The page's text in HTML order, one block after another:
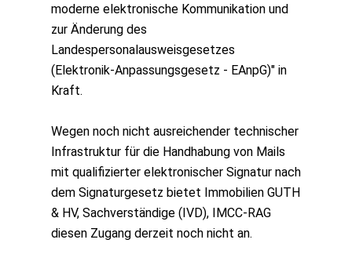
moderne elektronische Kommunikation und
zur Änderung des
Landespersonalausweisgesetzes
(Elektronik-Anpassungsgesetz - EAnpG)" in
Kraft.
Wegen noch nicht ausreichender technischer
Infrastruktur für die Handhabung von Mails
mit qualifizierter elektronischer Signatur nach
dem Signaturgesetz bietet Immobilien GUTH
& HV, Sachverständige (IVD), IMCC-RAG
diesen Zugang derzeit noch nicht an.